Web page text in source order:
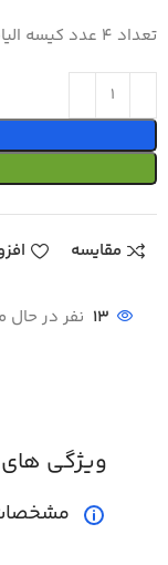
تعداد 4 عدد کیسه الیافی
مقایسه
13 نفر در
ویژگی